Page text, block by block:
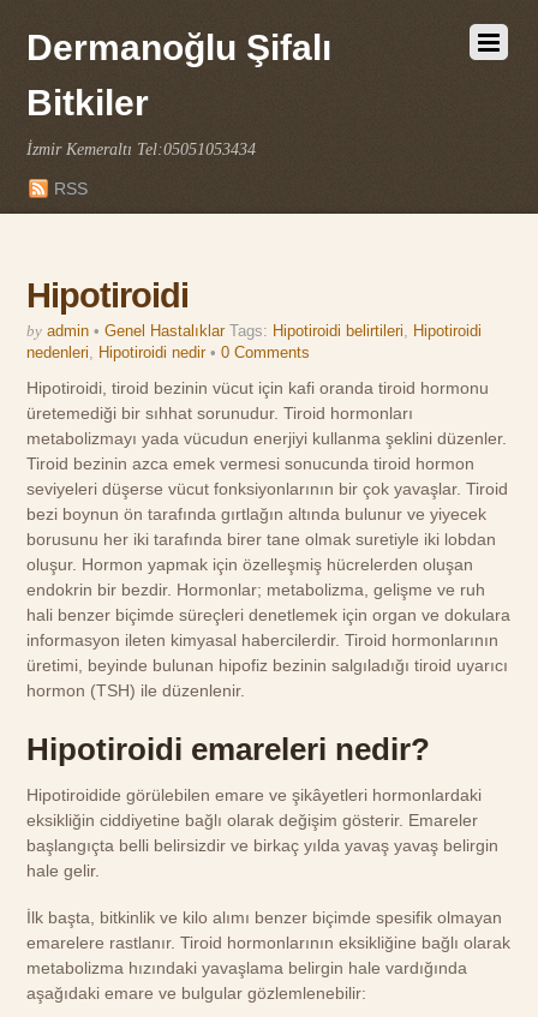
Dermanoğlu Şifalı
Bitkiler
İzmir Kemeraltı Tel:05051053434
RSS
Hipotiroidi
by admin • Genel Hastalıklar Tags: Hipotiroidi belirtileri, Hipotiroidi
nedenleri, Hipotiroidi nedir •0 Comments
Hipotiroidi, tiroid bezinin vücut için kafi oranda tiroid hormonu
üretemediği bir sıhhat sorunudur. Tiroid hormonları
metabolizmayı yada vücudun enerjiyi kullanma şeklini düzenler.
Tiroid bezinin azca emek vermesi sonucunda tiroid hormon
seviyeleri düşerse vücut fonksiyonlarının bir çok yavaşlar. Tiroid
bezi boynun ön tarafında gırtlağın altında bulunur ve yiyecek
borusunu her iki tarafında birer tane olmak suretiyle iki lobdan
oluşur. Hormon yapmak için özelleşmiş hücrelerden oluşan
endokrin bir bezdir. Hormonlar; metabolizma, gelişme ve ruh
hali benzer biçimde süreçleri denetlemek için organ ve dokulara
informasyon ileten kimyasal habercilerdir. Tiroid hormonlarının
üretimi, beyinde bulunan hipofiz bezinin salgıladığı tiroid uyarıcı
hormon (TSH) ile düzenlenir.
Hipotiroidi emareleri nedir?
Hipotiroidide görülebilen emare ve şikâyetleri hormonlardaki
eksikliğin ciddiyetine bağlı olarak değişim gösterir. Emareler
başlangıçta belli belirsizdir ve birkaç yılda yavaş yavaş belirgin
hale gelir.
İlk başta, bitkinlik ve kilo alımı benzer biçimde spesifik olmayan
emarelere rastlanır. Tiroid hormonlarının eksikliğine bağlı olarak
metabolizma hızındaki yavaşlama belirgin hale vardığında
aşağıdaki emare ve bulgular gözlemlenebilir: